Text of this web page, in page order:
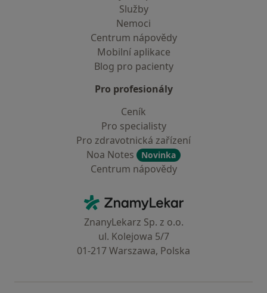
Služby
Nemoci
Centrum nápovědy
Mobilní aplikace
Blog pro pacienty
Pro profesionály
Ceník
Pro specialisty
Pro zdravotnická zařízení
Noa Notes
Novinka
Centrum nápovědy
ZnamyLekar - Hlavní stránka
ZnanyLekarz Sp. z o.o.
ul. Kolejowa 5/7
01-217 Warszawa, Polska